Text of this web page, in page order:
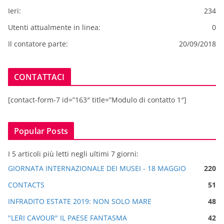
234
Ieri:
0
Utenti attualmente in linea:
20/09/2018
Il contatore parte:
CONTATTACI
[contact-form-7 id=”163″ title=”Modulo di contatto 1″]
Popular Posts
I 5 articoli più letti negli ultimi 7 giorni:
GIORNATA INTERNAZIONALE DEI MUSEI - 18 MAGGIO
220
CONTACTS
51
INFRADITO ESTATE 2019: NON SOLO MARE
48
"LERI CAVOUR" IL PAESE FANTASMA
42